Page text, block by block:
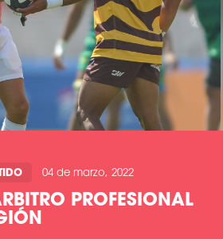
04 de marzo, 2022
PROFESIONAL